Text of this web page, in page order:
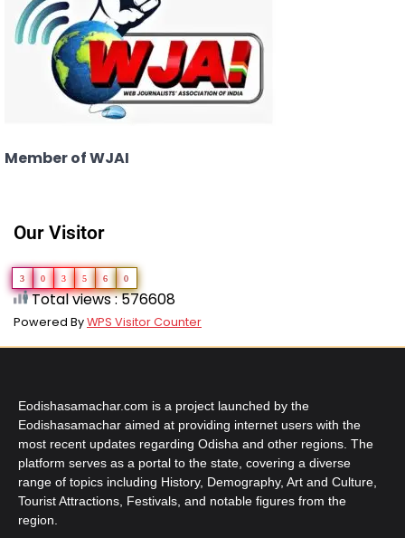
Member of WJAI
Our Visitor
3 0 3 5 6 0
Total views : 576608
Powered ByWPS Visitor Counter
Eodishasamachar.com is a project launched by the
Eodishasamachar aimed at providing internet users with the
most recent updates regarding Odisha and other regions. The
platform serves as a portal to the state, covering a diverse
range of topics including History, Demography, Art and Culture,
Tourist Attractions, Festivals, and notable figures from the
region.